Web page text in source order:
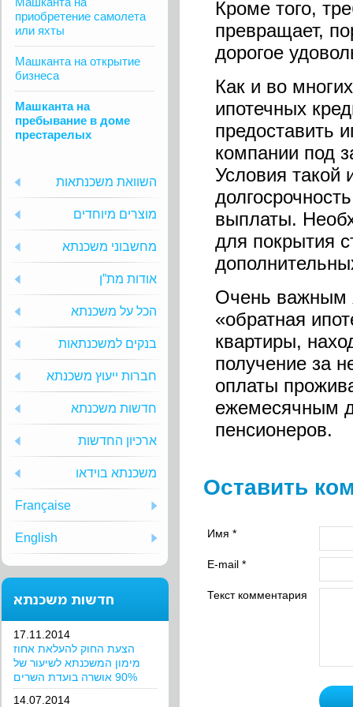
приобретение самолета
или яхты
Машканта на открытие
бизнеса
Машканта на
пребывание в доме
престарелых
השוואת משכנתאות
מוצרים מיוחדים
מחשבוני משכנתא
אודות מת”ן
הכל על משכנתא
בנקים למשכנתאות
חברות ייעוץ משכנתא
חדשות משכנתא
ארכיון החדשות
משכנתא בוידאו
Française
English
חדשות משכנתא
17.11.2014
הצעת החוק להעלאת אחוז
מימון המשכנתא לשיעור של
90% אושרה בועדת השרים
14.07.2014
Кроме того,
превращает,
дорогое
Как и во
ипотечных
предоставить
компании под
Условия такой
выплаты.
для покрытия
Очень важным
«обратная
квартиры,
получение за
оплаты
ежемесячным
пенсионеров.
Оставить
Имя *
E-mail *
Текст комментария